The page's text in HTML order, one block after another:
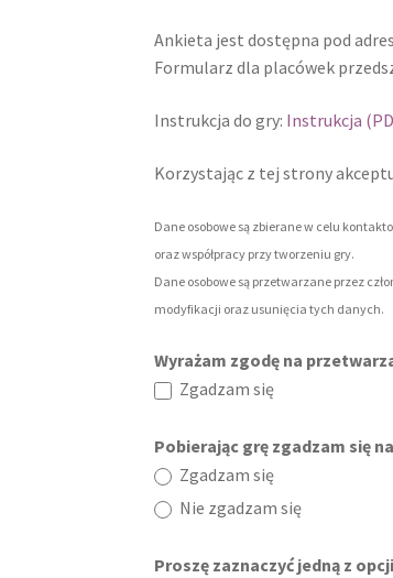
Ankieta jest dostępna pod
Formularz dla placówek
Instrukcja do gry: Instrukcja
Korzystając z tej strony
Dane osobowe są zbierane w celu
oraz współpracy przy tworzeniu gry.
Dane osobowe są przetwarzane przez
modyfikacji oraz usunięcia tych danych.
Pobierz
PTU
Wyrażam zgodę na
Zgadzam się
Pobierając grę zgadzam się
Zgadzam się
Nie zgadzam się
Proszę zaznaczyć jedną z